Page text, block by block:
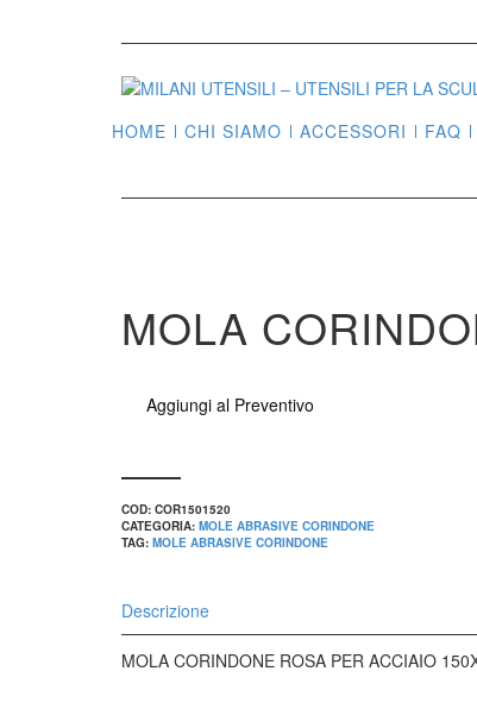
HOME CHI SIAMO ACCESSORI FAQ
MOLA
Aggiungi al Preventivo
COD: COR1501520
CATEGORIA: MOLE ABRASIVE CORINDONE
TAG: MOLE ABRASIVE CORINDONE
Descrizione
MOLA CORINDONE ROSA PER ACCIAIO